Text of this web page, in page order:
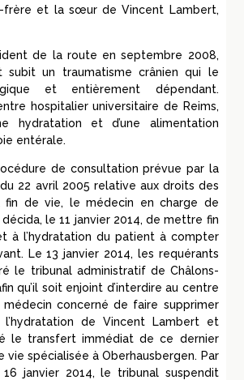
frère et la sœur de Vincent Lambert,
de la route en septembre 2008,
subit un traumatisme crânien qui le
et entièrement dépendant.
hospitalier universitaire de Reims,
hydratation et d’une alimentation
entérale.
de consultation prévue par la
22 avril 2005 relative aux droits des
de vie, le médecin en charge de
le 11 janvier 2014, de mettre fin
à l’hydratation du patient à compter
Le 13 janvier 2014, les requérants
le tribunal administratif de Châlons-
qu’il soit enjoint d’interdire au centre
concerné de faire supprimer
l’hydratation de Vincent
Lambertet
le transfert immédiat de ce dernier
vie spécialisée à Oberhausbergen. Par
janvier 2014, le tribunal suspendit